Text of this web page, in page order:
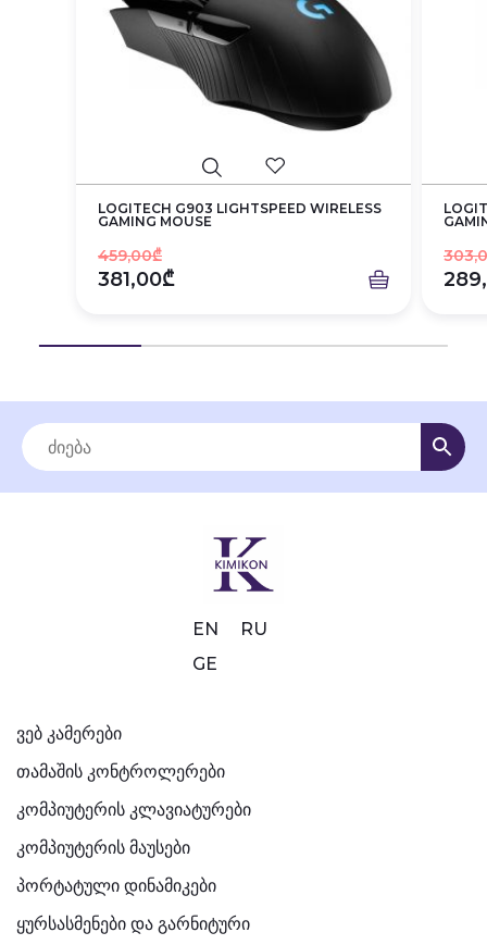
LOGITECH G903 LIGHTSPEED WIRELESS
GAMING MOUSE
459,00₾
381,00₾
ვებ კამერები
თამაშის კონტროლერები
კომპიუტერის კლავიატურები
კომპიუტერის მაუსები
EN
RU
GE
პორტატული დინამიკები
ყურსასმენები და გარნიტური